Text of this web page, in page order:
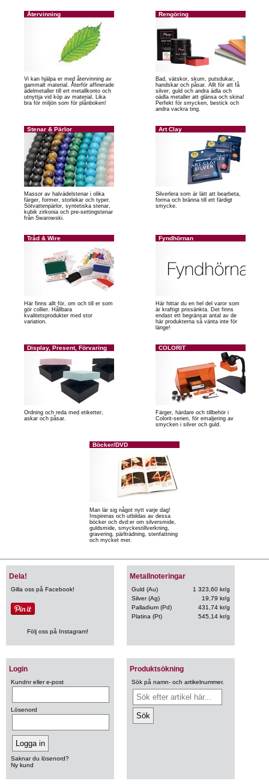
Återvinning
Vi kan hjälpa er med återvinning av
gammalt material. Återför affinerade
ädelmetaller till ert metallkonto och
utnyttja vid köp av material. Lika
bra för miljön som för plånboken!
Rengöring
Bad, vätskor, skum, putsdukar,
handskar och påsar. Allt för att få
silver, guld och andra ädla och
oädla metaller att glänsa och skina!
Perfekt för smycken, bestick och
andra vackra ting.
Stenar & Pärlor
Massor av halvädelstenar i olika
färger, former, storlekar och typer.
Sötvattenpärlor, syntetiska stenar,
kubik zirkonia och pre-settingstenar
från Swarowski.
Art Clay
Silverlera som är lätt att bearbeta,
forma och bränna till ett färdigt
smycke.
Tråd & Wire
Här finns allt för, om och till er som
gör collier. Hållbara
kvalitetsprodukter med stor
variation.
Fyndhörnan
Här hittar du en hel del varor som
är kraftigt prissänkta. Det finns
endast ett begränsat antal av de
här produkterna så vänta inte för
länge!
Display, Present, Förvaring
Ordning och reda med etiketter,
askar och påsar.
COLORIT
Färger, härdare och tillbehör i
Colorit-serien, för emaljering av
smycken i silver och guld.
Böcker/DVD
Man lär sig något nytt varje dag!
Inspireras och utbildas av dessa
böcker och dvd:er om silversmide,
guldsmide, smyckestillverkning,
gravering, pärlträdning, stenfattning
och mycket mer.
Metallnoteringar
Guld (Au)
1 323,60 kr/g
Silver (Ag)
19,79 kr/g
Palladium (Pd)
431,74 kr/g
Platina (Pt)
545,14 kr/g
Login
Kundnr eller e-post
Lösenord
Saknar du lösenord?
Ny kund
Produktsökning
Sök på namn- och artikelnummer.
Dela!
Gilla oss på Facebook!
Följ oss på Instagram!